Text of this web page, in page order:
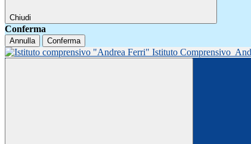
Chiudi
Conferma
Annulla Conferma
Istituto Comprensivo